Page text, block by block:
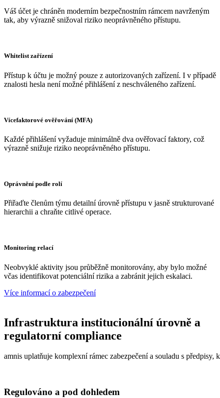
Váš účet je chráněn moderním bezpečnostním rámcem navrženým
tak, aby výrazně snižoval riziko neoprávněného přístupu.
Whitelist zařízení
Přístup k účtu je možný pouze z autorizovaných zařízení. I v případě
znalosti hesla není možné přihlášení z neschváleného zařízení.
Vícefaktorové ověřování (MFA)
Každé přihlášení vyžaduje minimálně dva ověřovací faktory, což
výrazně snižuje riziko neoprávněného přístupu.
Oprávnění podle rolí
Přiřaďte členům týmu detailní úrovně přístupu v jasně strukturované
hierarchii a chraňte citlivé operace.
Monitoring relací
Neobvyklé aktivity jsou průběžně monitorovány, aby bylo možné
včas identifikovat potenciální rizika a zabránit jejich eskalaci.
Více informací o zabezpečení
Infrastruktura institucionální úrovně a
regulatorní compliance
amnis uplatňuje komplexní rámec zabezpečení a souladu s předpisy,
Regulováno a pod dohledem